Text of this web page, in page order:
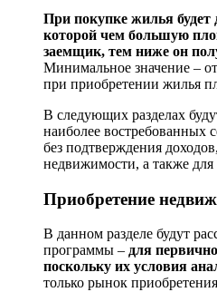
При покупке жилья будет
которой чем большую
заемщик, тем ниже он
Минимальное значение –
при приобретении жилья
В следующих разделах
наиболее востребованных
без подтверждения
недвижимости, а также
Приобретение
В данном разделе будут
программы – для
поскольку их условия
только рынок